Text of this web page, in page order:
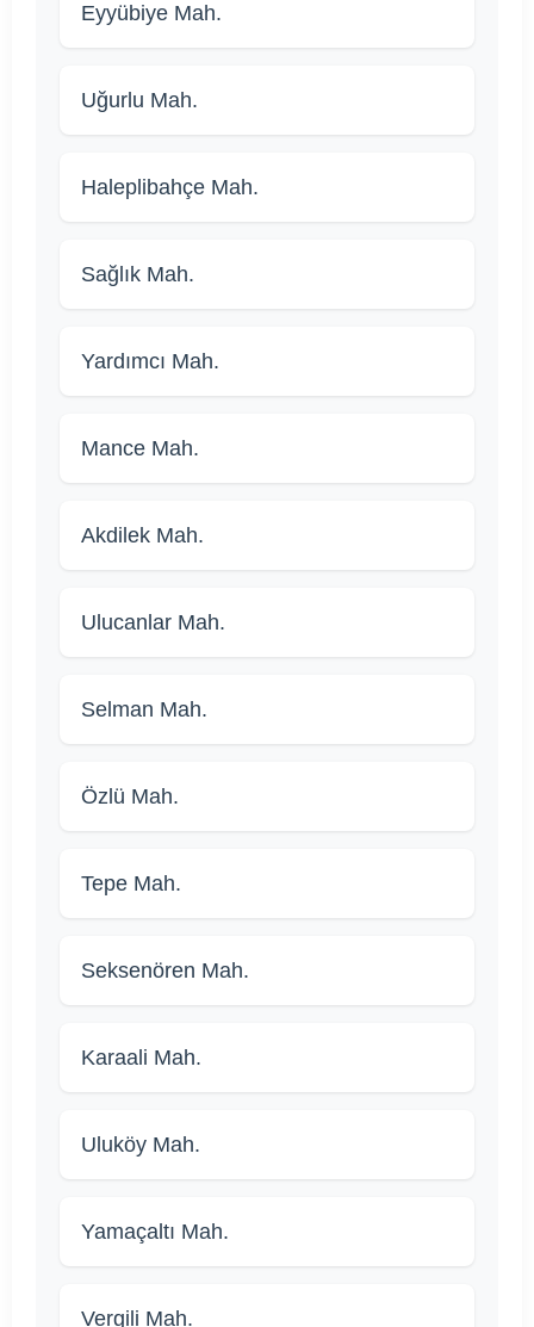
Eyyübiye Mah.
Uğurlu Mah.
Haleplibahçe Mah.
Sağlık Mah.
Yardımcı Mah.
Mance Mah.
Akdilek Mah.
Ulucanlar Mah.
Selman Mah.
Özlü Mah.
Tepe Mah.
Seksenören Mah.
Karaali Mah.
Uluköy Mah.
Yamaçaltı Mah.
Vergili Mah.